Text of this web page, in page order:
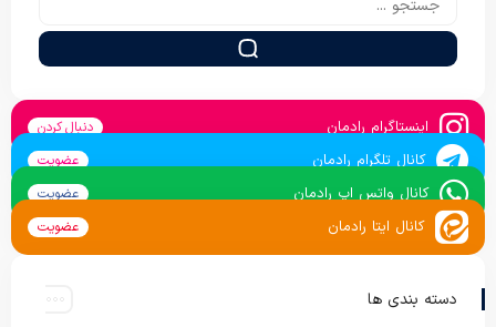
اینستاگرام رادمان دنبال کردن
کانال تلگرام رادمان عضویت
کانال واتس اپ رادمان عضویت
کانال ایتا رادمان عضویت
دسته بندی ها